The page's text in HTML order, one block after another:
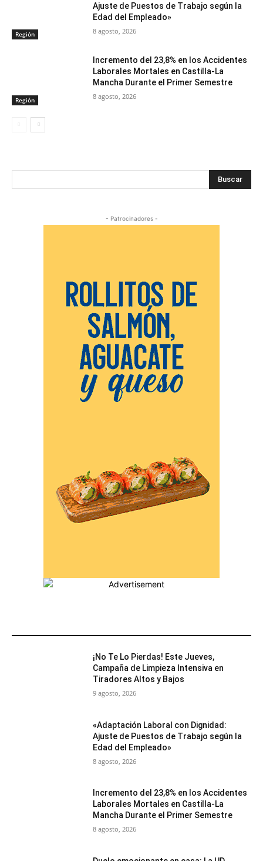
Región
Ajuste de Puestos de Trabajo según la
Edad del Empleado»
8 agosto, 2026
Región
Incremento del 23,8% en los Accidentes
Laborales Mortales en Castilla-La
Mancha Durante el Primer Semestre
8 agosto, 2026
Buscar
- Patrocinadores -
¡No Te Lo Pierdas! Este Jueves,
Campaña de Limpieza Intensiva en
Tiradores Altos y Bajos
9 agosto, 2026
«Adaptación Laboral con Dignidad:
Ajuste de Puestos de Trabajo según la
Edad del Empleado»
8 agosto, 2026
Incremento del 23,8% en los Accidentes
Laborales Mortales en Castilla-La
Mancha Durante el Primer Semestre
8 agosto, 2026